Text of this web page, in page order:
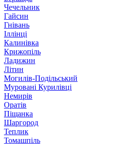
Чечельник
Гайсин
Гнівань
Іллінці
Калинівка
Крижопіль
Ладижин
Літин
Могилів-Подільський
Муровані Курилівці
Немирів
Оратів
Піщанка
Шаргород
Теплик
Томашпіль